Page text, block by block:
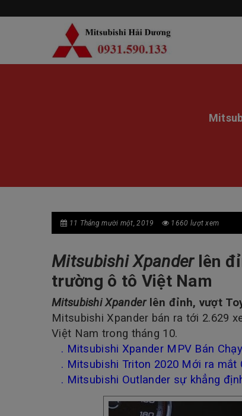
11 Tháng mười một, 2019 1660 lượt xem
Mitsubishi Xpanderlên
trường ô tô Việt Nam
Mitsubishi Xpanderlên đỉnh, vượt
Mitsubishi Xpander bán ra tới 2.629
Việt Nam trong tháng 10.
. Mitsubishi Xpander MPV Bán
. Mitsubishi Triton 2020 Mới ra mắt
. Mitsubishi Outlander sự khẳng